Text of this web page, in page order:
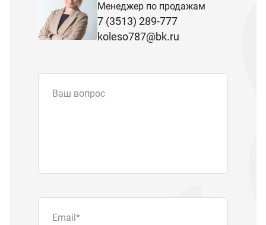
Менеджер по продажам
7 (3513) 289-777
koleso787@bk.ru
Ваш вопрос